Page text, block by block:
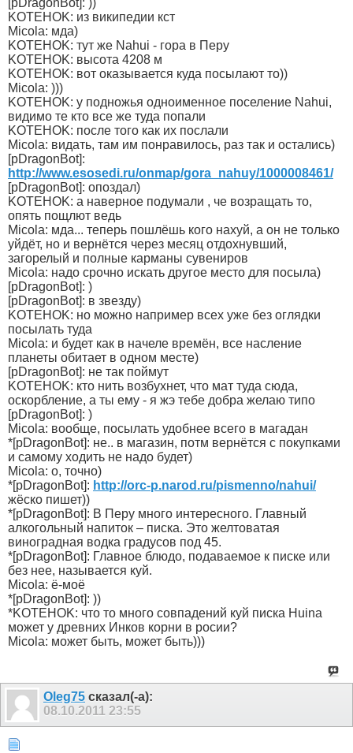
[pDragonBot]: ))
KOTEHOK: из википедии кст
Micola: мда)
KOTEHOK: тут же Nahui - гора в Перу
KOTEHOK: высота 4208 м
KOTEHOK: вот оказывается куда посылают то))
Micola: )))
KOTEHOK: у подножья одноименное поселение Nahui,
видимо те кто все же туда попали
KOTEHOK: после того как их послали
Micola: видать, там им понравилось, раз так и остались)
[pDragonBot]:
http://www.esosedi.ru/onmap/gora_nahuy/1000008461/
[pDragonBot]: опоздал)
KOTEHOK: а наверное подумали , че возращать то,
опять пощлют ведь
Micola: мда... теперь пошлёшь кого нахуй, а он не только
уйдёт, но и вернётся через месяц отдохнувший,
загорелый и полные карманы сувениров
Micola: надо срочно искать другое место для посыла)
[pDragonBot]: )
[pDragonBot]: в звезду)
KOTEHOK: но можно например всех уже без оглядки
посылать туда
Micola: и будет как в начеле времён, все насление
планеты обитает в одном месте)
[pDragonBot]: не так поймут
KOTEHOK: кто нить возбухнет, что мат туда сюда,
оскорбление, а ты ему - я жэ тебе добра желаю типо
[pDragonBot]: )
Micola: вообще, посылать удобнее всего в магадан
*[pDragonBot]: не.. в магазин, потм вернётся с покупками
и самому ходить не надо будет)
Micola: о, точно)
*[pDragonBot]: http://orc-p.narod.ru/pismenno/nahui/
жёско пишет))
*[pDragonBot]: В Перу много интересного. Главный
алкогольный напиток – писка. Это желтоватая
виноградная водка градусов под 45.
*[pDragonBot]: Главное блюдо, подаваемое к писке или
без нее, называется куй.
Micola: ё-моё
*[pDragonBot]: ))
*KOTEHOK: что то много совпадений куй писка Huina
может у древних Инков корни в росии?
Micola: может быть, может быть)))
Oleg75 сказал(-а):
08.10.2011 23:55